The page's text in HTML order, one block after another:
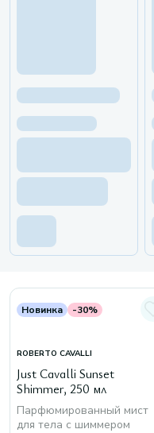
Новинка -30%
ROBERTO CAVALLI
Just Cavalli Sunset
Shimmer, 250 мл
Парфюмированный мист
для тела с шиммером